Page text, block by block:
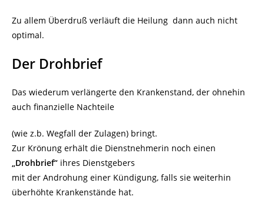
Zu allem Überdruß verläuft die Heilung dann auch nicht
optimal.
Der Drohbrief
Das wiederum verlängerte den Krankenstand, der ohnehin
auch finanzielle Nachteile
(wie z.b. Wegfall der Zulagen) bringt.
Zur Krönung erhält die Dienstnehmerin noch einen
„Drohbrief“ ihres Dienstgebers
mit der Androhung einer Kündigung, falls sie weiterhin
überhöhte Krankenstände hat.